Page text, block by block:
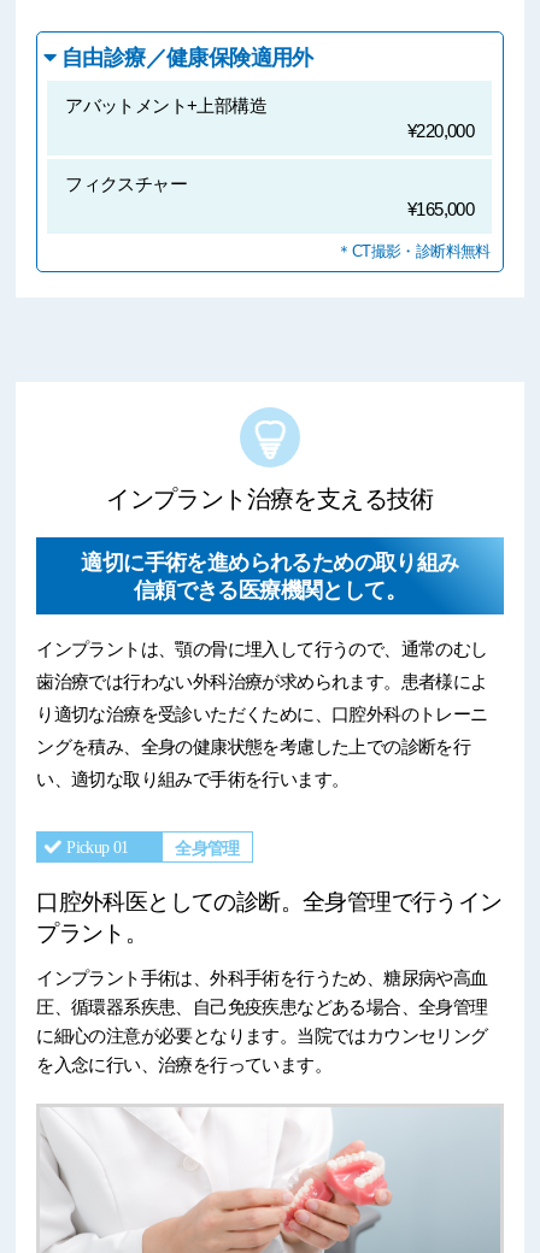
自由診療／健康保険適用外
アバットメント+上部構造
¥220,000
フィクスチャー
¥165,000
＊CT撮影・診断料無料
インプラント治療を支える技術
適切に手術を進められるための取り組み
信頼できる医療機関として。
インプラントは、顎の骨に埋入して行うので、通常のむし
歯治療では行わない外科治療が求められます。患者様によ
り適切な治療を受診いただくために、口腔外科のトレーニ
ングを積み、全身の健康状態を考慮した上での診断を行
い、適切な取り組みで手術を行います。
Pickup 01 全身管理
口腔外科医としての診断。全身管理で行うイン
プラント。
インプラント手術は、外科手術を行うため、糖尿病や高血
圧、循環器系疾患、自己免疫疾患などある場合、全身管理
に細心の注意が必要となります。当院ではカウンセリング
を入念に行い、治療を行っています。